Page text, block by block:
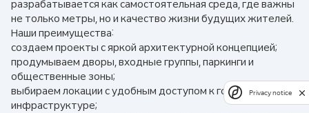
разрабатывается как самостоятельная среда, где важны
не только метры, но и качество жизни будущих жителей.
Наши преимущества:
создаем проекты с яркой архитектурной концепцией;
продумываем дворы, входные группы, паркинги и
общественные зоны;
выбираем локации с удобным доступом к городской
инфраструктуре;
Privacy notice